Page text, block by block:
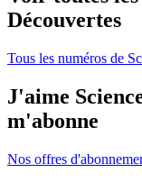
Découvertes
Tous les numéros de
J'aime
m'abonne
Nos offres